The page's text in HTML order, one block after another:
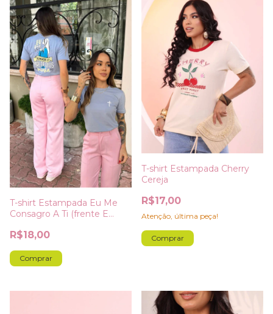
T-shirt Estampada Eu Me
Consagro A Ti (frente E
R$18,00
Comprar
T-shirt Estampada Cherry
Cereja
R$17,00
Atenção, última peça!
Comprar